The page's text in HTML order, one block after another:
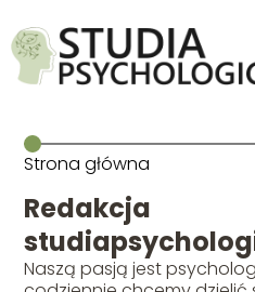
Strona główna
Redakcja
Naszą pasją jest